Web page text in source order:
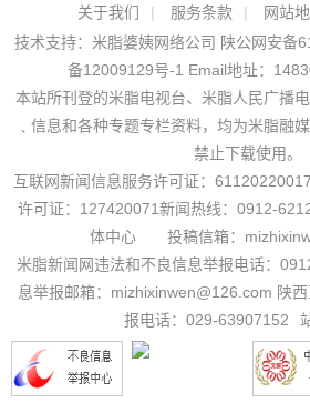
关于我们 | 服务条款 | 网站
技术支持： 米脂婆姨网络公司 陕公网安备
备12009129号-1 Email地址：
本站所刊登的米脂电视台、米脂人民广播
﹑信息和各种专题专栏资料，均为米脂融
禁止下载使用。
互联网新闻信息服务许可证：
许可证：127420071新闻热线：0912-
体中心 投稿信箱：
米脂新闻网违法和不良信息举报电话：
息举报邮箱：mizhixinwen@126.com 陕
报电话：029-63907152